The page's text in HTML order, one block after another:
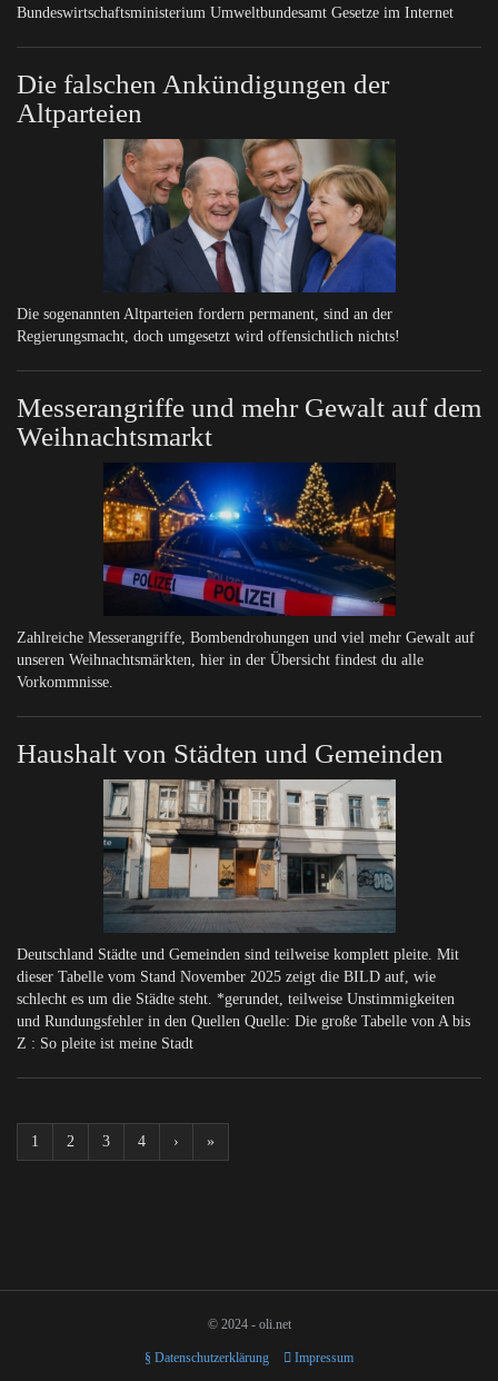
Bundeswirtschaftsministerium Umweltbundesamt Gesetze im Internet
Die falschen Ankündigungen der
Altparteien
Die sogenannten Altparteien fordern permanent, sind an der
Regierungsmacht, doch umgesetzt wird offensichtlich nichts!
Messerangriffe und mehr Gewalt auf dem
Weihnachtsmarkt
Zahlreiche Messerangriffe, Bombendrohungen und viel mehr Gewalt auf
unseren Weihnachtsmärkten, hier in der Übersicht findest du alle
Vorkommnisse.
Haushalt von Städten und Gemeinden
Deutschland Städte und Gemeinden sind teilweise komplett pleite. Mit
dieser Tabelle vom Stand November 2025 zeigt die BILD auf, wie
schlecht es um die Städte steht. *gerundet, teilweise Unstimmigkeiten
und Rundungsfehler in den Quellen Quelle: Die große Tabelle von A bis
Z : So pleite ist meine Stadt
1 2 3 4 › »
© 2024 - oli.net
§ Datenschutzerklärung Impressum